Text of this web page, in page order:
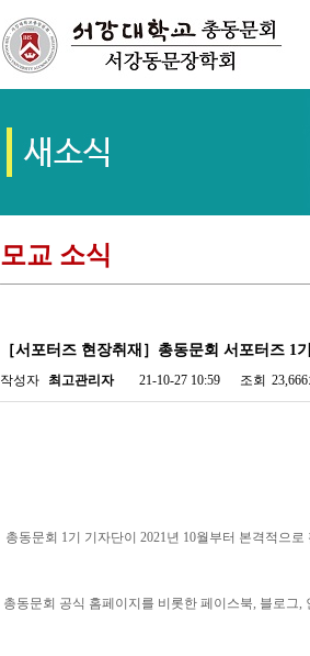
모교 소식
［서포터즈 현장취재］총동문회 서포터즈 1
작성자 최고관리자 21-10-27 10:59 조회 23,666
총동문회 1기 기자단이 2021년 10월부터 본격적으
총동문회 공식 홈페이지를 비롯한 페이스북, 블로그